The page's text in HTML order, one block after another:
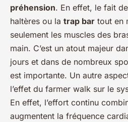
préhension. En effet, le fait
haltères ou la trap bar tout en
seulement les muscles des
main. C’est un atout majeur
jours et dans de nombreux
est importante. Un autre
l’effet du farmer walk sur le
En effet, l’effort continu
augmentent la fréquence